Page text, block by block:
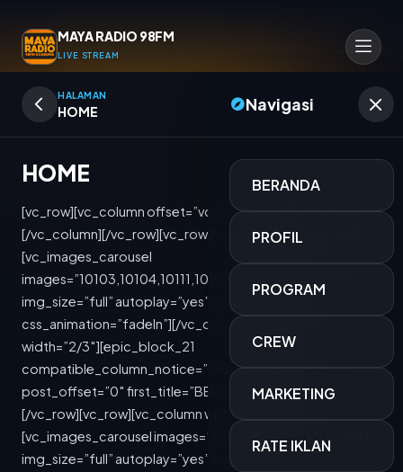
MAYA RADIO 98FM
LIVE STREAM
Navigasi
BERANDA
PROFIL
PROGRAM
CREW
MARKETING
RATE IKLAN
JOGET MORENA
SANTIKA SARI SUMANTRI
HALAMAN
HOME
HOME
[vc_row][vc_column offset=”vc_hidden-xs”][vc_separator]
[/vc_column][/vc_row][vc_row][vc_column width=”1/3″]
[vc_images_carousel
images=”10103,10104,10111,10107,10108,10110,10109″
img_size=”full” autoplay=”yes” wrap=”yes”
css_animation=”fadeIn”][/vc_column][vc_column
width=”2/3″][epic_block_21
compatible_column_notice=”” number_post=”6″
post_offset=”0″ first_title=”BERITA”][/vc_column]
[/vc_row][vc_row][vc_column width=”1/3″]
[vc_images_carousel images=”10143,10142,10141,10144″
img_size=”full” autoplay=”yes” wrap=”yes”